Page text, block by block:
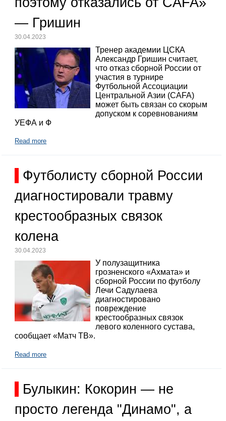
— Гришин
30.04.2023
Тренер академии ЦСКА
Александр Гришин считает,
что отказ сборной России от
участия в турнире
Футбольной Ассоциации
Центральной Азии (CAFA)
может быть связан со скорым
допуском к соревнованиям
УЕФА и Ф
Read more
Футболисту сборной России
диагностировали травму
крестообразных связок
колена
30.04.2023
У полузащитника
грозненского «Ахмата» и
сборной России по футболу
Лечи Садулаева
диагностировано
повреждение
крестообразных связок
левого коленного сустава,
сообщает «Матч ТВ».
Read more
Булыкин: Кокорин — не
просто легенда "Динамо", а